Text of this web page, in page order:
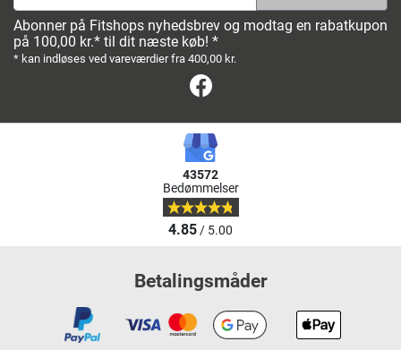
Abonner på Fitshops nyhedsbrev og modtag en rabatkupon
på 100,00 kr.* til dit næste køb! *
* kan indløses ved vareværdier fra 400,00 kr.
43572
Bedømmelser
4.85/ 5.00
Betalingsmåder